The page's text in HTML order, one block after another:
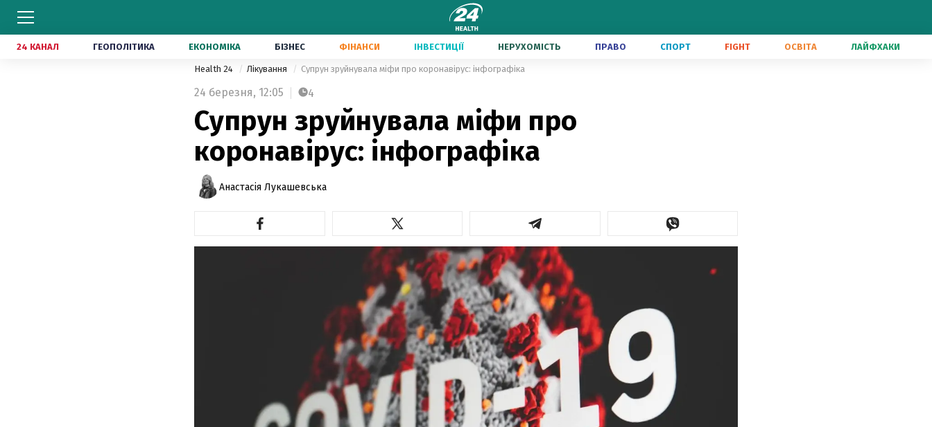
24 КАНАЛ ГЕОПОЛІТИКА ЕКОНОМІКА БІЗНЕС ФІНАНСИ ІНВЕСТИЦІЇ НЕРУХОМІСТЬ ПРАВО СПОРТ FIGHT ОСВІТА ЛАЙФХАКИ
Health 24 Лікування Супрун зруйнувала міфи про коронавірус: інфографіка
24 березня, 12:05 4
Супрун зруйнувала міфи про
коронавірус: інфографіка
Анастасія Лукашевська